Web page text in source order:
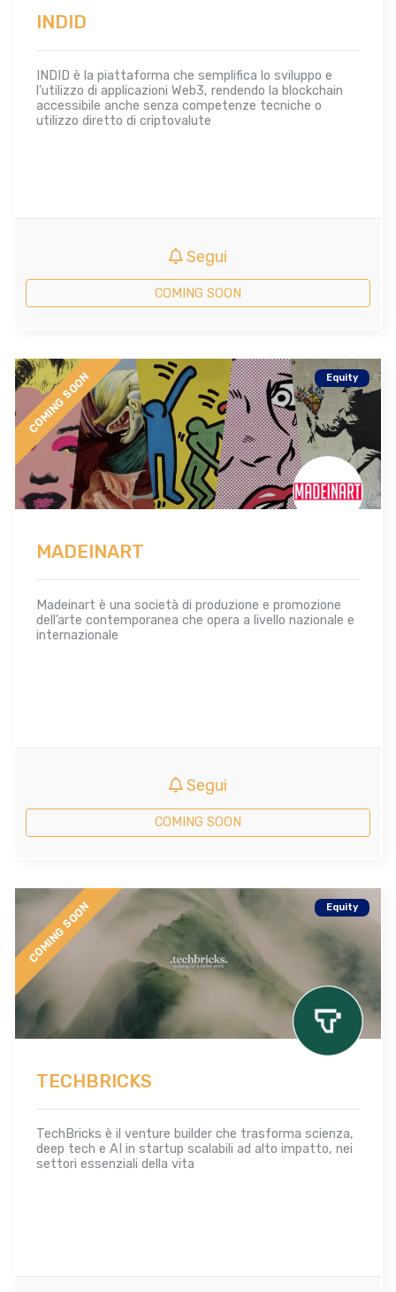
INDID
INDID è la piattaforma che semplifica lo sviluppo e
l’utilizzo di applicazioni Web3, rendendo la blockchain
accessibile anche senza competenze tecniche o
utilizzo diretto di criptovalute
Segui
COMING SOON
COMING SOON Equity
MADEINART
Madeinart è una società di produzione e promozione
dell’arte contemporanea che opera a livello nazionale e
internazionale
Segui
COMING SOON
COMING SOON Equity
TECHBRICKS
TechBricks è il venture builder che trasforma scienza,
deep tech e AI in startup scalabili ad alto impatto, nei
settori essenziali della vita